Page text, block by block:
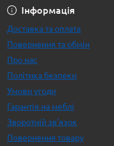
Інформація
Доставка та оплата
Повернення та обмін
Про нас
Політика безпеки
Умови угоди
Гарантія на меблі
Зворотній зв’язок
Повернення товару